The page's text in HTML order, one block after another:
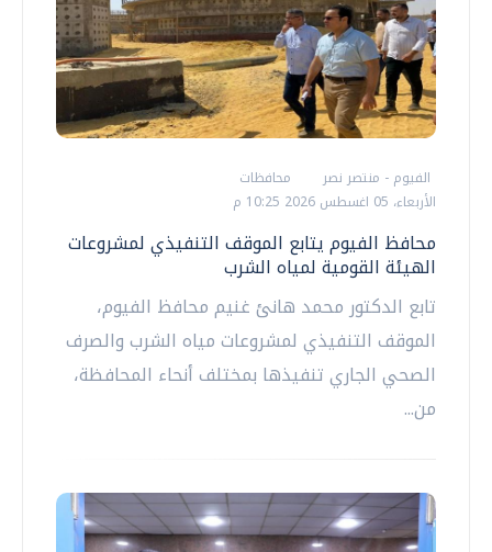
الفيوم - منتصر نصر
محافظات
الأربعاء، 05 اغسطس 2026 10:25 م
محافظ الفيوم يتابع الموقف التنفيذي لمشروعات
الهيئة القومية لمياه الشرب
تابع الدكتور محمد هانئ غنيم محافظ الفيوم،
الموقف التنفيذي لمشروعات مياه الشرب والصرف
الصحي الجاري تنفيذها بمختلف أنحاء المحافظة،
من...